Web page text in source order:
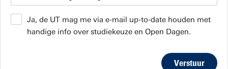
Ja, de UT mag me via e-mail up-to-date houden met
handige info over studiekeuze en Open Dagen.
Verstuur